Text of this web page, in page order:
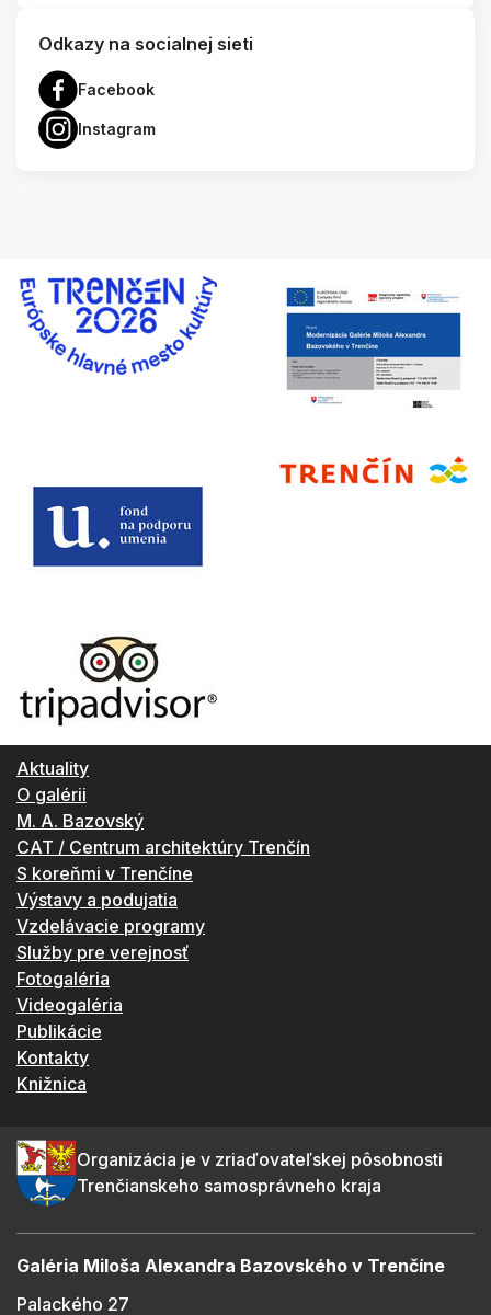
Odkazy na socialnej sieti
Facebook
Instagram
Aktuality
O galérii
M. A. Bazovský
CAT / Centrum architektúry Trenčín
S koreňmi v Trenčíne
Výstavy a podujatia
Vzdelávacie programy
Služby pre verejnosť
Fotogaléria
Videogaléria
Publikácie
Kontakty
Knižnica
Organizácia je v zriaďovateľskej pôsobnosti
Trenčianskeho samosprávneho kraja
Galéria Miloša Alexandra Bazovského v Trenčíne
Palackého 27